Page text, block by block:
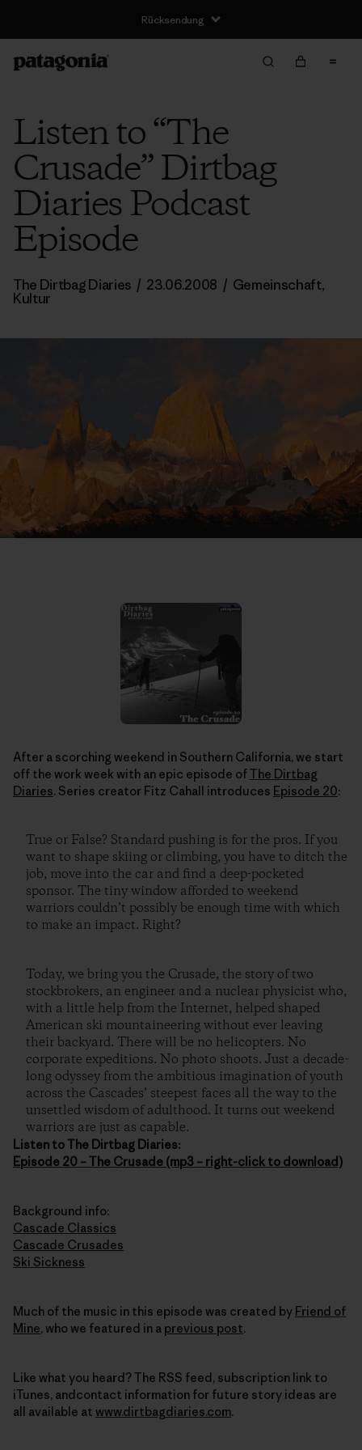
Rücksendung
Listen to “The
Crusade” Dirtbag
Diaries Podcast
Episode
The Dirtbag Diaries / 23.06.2008 / Gemeinschaft,
Kultur
After a scorching weekend in Southern California, we start
off the work week with an epic episode ofThe Dirtbag
Diaries. Series creator Fitz Cahall introduces Episode 20:
True or False? Standard pushing is for the pros. If you
want to shape skiing or climbing, you have to ditch the
job, move into the car and find a deep-pocketed
sponsor. The tiny window afforded to weekend
warriors couldn’t possibly be enough time with which
to make an impact. Right?
Today, we bring you the Crusade, the story of two
stockbrokers, an engineer and a nuclear physicist who,
with a little help from the Internet, helped shaped
American ski mountaineering without ever leaving
their backyard. There will be no helicopters. No
corporate expeditions. No photo shoots. Just a decade-
long odyssey from the ambitious imagination of youth
across the Cascades’ steepest faces all the way to the
unsettled wisdom of adulthood. It turns out weekend
warriors are just as capable.
Listen to The Dirtbag Diaries:
Episode 20 – The Crusade (mp3 – right-click to download)
Background info:
Cascade Classics
Cascade Crusades
Ski Sickness
Much of the music in this episode was created by Friend of
Mine, who we featured in a previous post.
Like what you heard? The RSS feed, subscription link to
iTunes, andcontact information for future story ideas are
all available at www.dirtbagdiaries.com.